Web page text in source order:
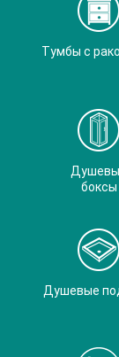
Тумбы с
боксы
Душевые